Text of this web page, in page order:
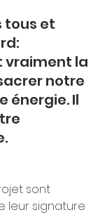
tous et
vraiment la
notre
énergie. Il
sont
leur signature